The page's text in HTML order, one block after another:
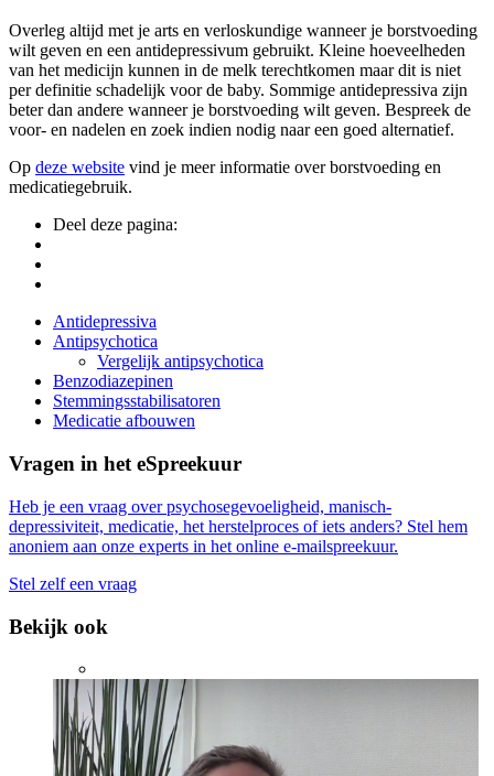
Overleg altijd met je arts en verloskundige wanneer je borstvoeding
wilt geven en een antidepressivum gebruikt. Kleine hoeveelheden
van het medicijn kunnen in de melk terechtkomen maar dit is niet
per definitie schadelijk voor de baby. Sommige antidepressiva zijn
beter dan andere wanneer je borstvoeding wilt geven. Bespreek de
voor- en nadelen en zoek indien nodig naar een goed alternatief.
Op deze website vind je meer informatie over borstvoeding en
medicatiegebruik.
Deel deze pagina:
Side
Navigation
Antidepressiva
Antipsychotica
Vergelijk antipsychotica
Benzodiazepinen
Stemmingsstabilisatoren
Medicatie afbouwen
Vragen in het eSpreekuur
Heb je een vraag over psychosegevoeligheid, manisch-
depressiviteit, medicatie, het herstelproces of iets anders? Stel hem
anoniem aan onze experts in het online e-mailspreekuur.
Stel zelf een vraag
Bekijk ook